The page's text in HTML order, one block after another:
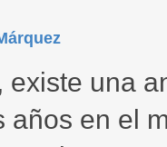
existe una
años en el